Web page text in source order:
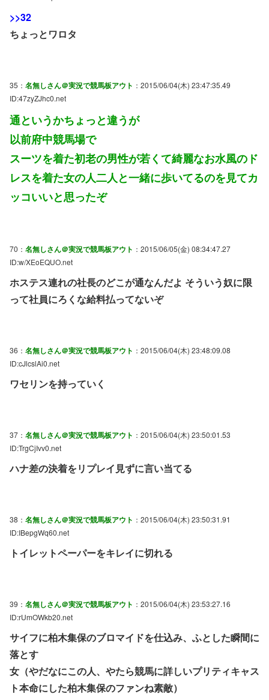
>>32
ちょっとワロタ
35： 名無しさん＠実況で競馬板アウト ：2015/06/04(木) 23:47:35.49
ID:47zyZJhc0.net
通というかちょっと違うが
以前府中競馬場で
スーツを着た初老の男性が若くて綺麗なお水風のド
レスを着た女の人二人と一緒に歩いてるのを見てカ
ッコいいと思ったぞ
70： 名無しさん＠実況で競馬板アウト ：2015/06/05(金) 08:34:47.27
ID:w/XEoEQUO.net
ホステス連れの社長のどこが通なんだよ そういう奴に限
って社員にろくな給料払ってないぞ
36： 名無しさん＠実況で競馬板アウト ：2015/06/04(木) 23:48:09.08
ID:cJlcslAi0.net
ワセリンを持っていく
37： 名無しさん＠実況で競馬板アウト ：2015/06/04(木) 23:50:01.53
ID:TrgCjIvv0.net
ハナ差の決着をリプレイ見ずに言い当てる
38： 名無しさん＠実況で競馬板アウト ：2015/06/04(木) 23:50:31.91
ID:IBepgWq60.net
トイレットペーパーをキレイに切れる
39： 名無しさん＠実況で競馬板アウト ：2015/06/04(木) 23:53:27.16
ID:rUmOWkb20.net
サイフに柏木集保のブロマイドを仕込み、ふとした瞬間に
落とす
女（やだなにこの人、やたら競馬に詳しいプリティキャス
ト本命にした柏木集保のファンね素敵）